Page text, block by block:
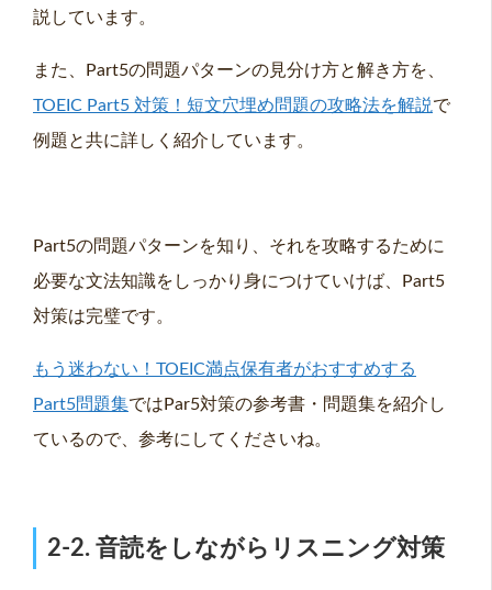
説しています。
また、Part5の問題パターンの見分け方と解き方を、
TOEIC Part5 対策！短文穴埋め問題の攻略法を解説で
例題と共に詳しく紹介しています。
Part5の問題パターンを知り、それを攻略するために
必要な文法知識をしっかり身につけていけば、Part5
対策は完璧です。
もう迷わない！TOEIC満点保有者がおすすめする
Part5問題集ではPar5対策の参考書・問題集を紹介し
ているので、参考にしてくださいね。
2-2. 音読をしながらリスニング対策